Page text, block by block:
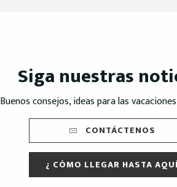
Siga nuestras
Buenos consejos, ideas para las
CONTÁCTENOS
¿ CÓMO LLEGAR HASTA